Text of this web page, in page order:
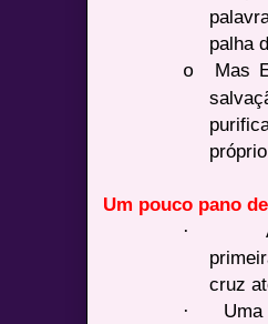
palha
o
Mas
Um pouco pano
·
cruz
·